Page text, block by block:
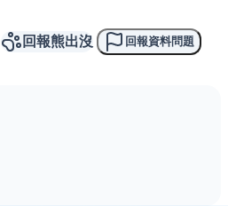
回報熊出沒 回報資料問題